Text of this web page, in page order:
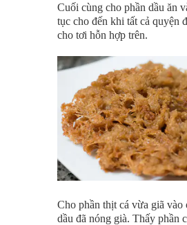
Cuối cùng cho phần dầu ăn
tục cho đến khi tất cả quyện
cho tơi hỗn hợp trên.
Cho phần thịt cá vừa giã vào
dầu đã nóng già. Thấy phần